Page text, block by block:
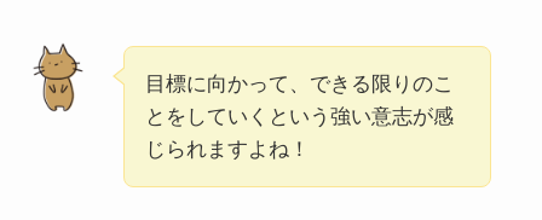
目標に向かって、できる限りのこ
とをしていくという強い意志が感
じられますよね！